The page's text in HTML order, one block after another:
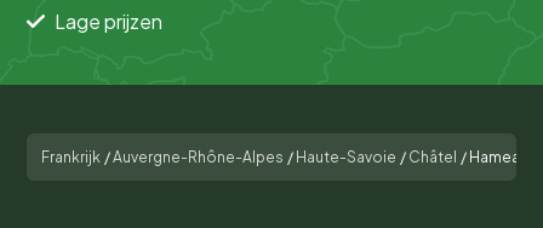
Lage prijzen
Frankrijk /Auvergne-Rhône-Alpes / Haute-Savoie / Châtel / Hameau